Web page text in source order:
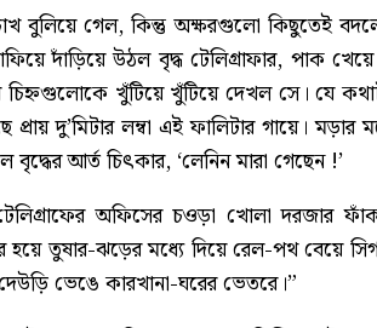
বুলিয়ে গেল, কিন্তু অক্ষরগুলো কিছুতেই
দাঁড়িয়ে উঠল বৃদ্ধ টেলিগ্রাফার, পাক
খুঁটিয়ে খুঁটিয়ে দেখল সে। যে
প্রায় দু’মিটার লম্বা এই ফালিটার গায়ে।
আর্ত চিৎকার, ‘লেনিন মারা গেছেন !’
অফিসের চওড়া খোলা দরজার
হয়ে তুষার-ঝড়ের মধ্যে দিয়ে রেল-পথ বেয়ে
ভেঙে কারখানা-ঘরের ভেতরে।”